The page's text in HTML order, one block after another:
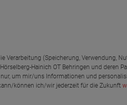
(Speicherung, Verwendung,
Hainich OT Behringen und deren
um mir/uns Informationen und
können ich/wir jederzeit für die Zukunft